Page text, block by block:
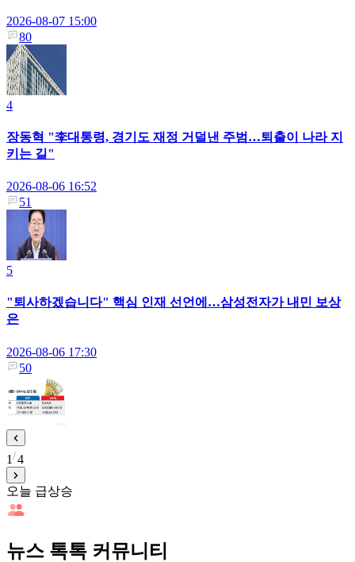
2026-08-07 15:00
80
4
장동혁 "李대통령, 경기도 재정 거덜낸 주범…퇴출이 나라 지
키는 길"
2026-08-06 16:52
51
5
"퇴사하겠습니다" 핵심 인재 선언에…삼성전자가 내민 보상
은
2026-08-06 17:30
50
1 4
오늘 급상승
뉴스 톡톡 커뮤니티